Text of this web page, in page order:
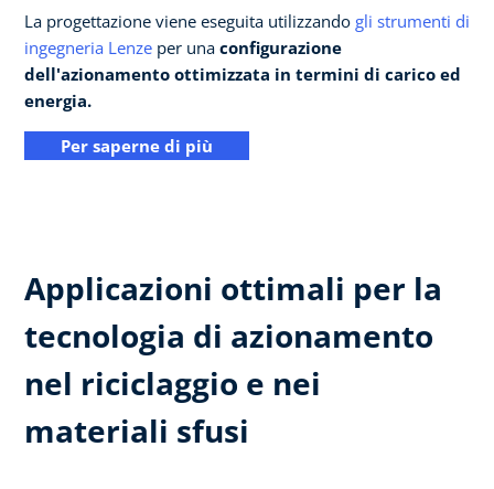
La progettazione viene eseguita utilizzando gli strumenti di
ingegneria Lenze per una configurazione
dell'azionamento ottimizzata in termini di carico ed
energia.
Per saperne di più
Applicazioni ottimali per la
tecnologia di azionamento
nel riciclaggio e nei
materiali sfusi